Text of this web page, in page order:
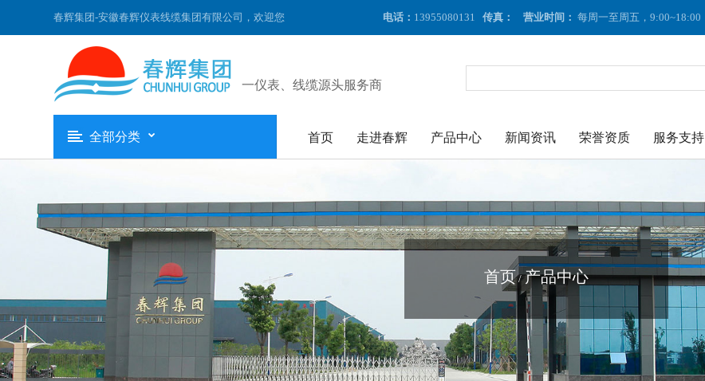
春辉集团-安徽春辉仪表线缆集团有限公司，欢迎您 电话： 13955080131传真： 营业时间： 每周一至周五，9:00~18:00
一仪表、线缆源头服务商
全部分类 首页 走进春辉 产品中心 新闻资讯 荣誉资质 服务支持
首页 产品中心